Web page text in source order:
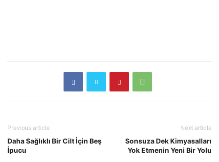
Previous article
Daha Sağlıklı Bir Cilt İçin Beş
İpucu
Next article
Sonsuza Dek Kimyasalları
Yok Etmenin Yeni Bir Yolu